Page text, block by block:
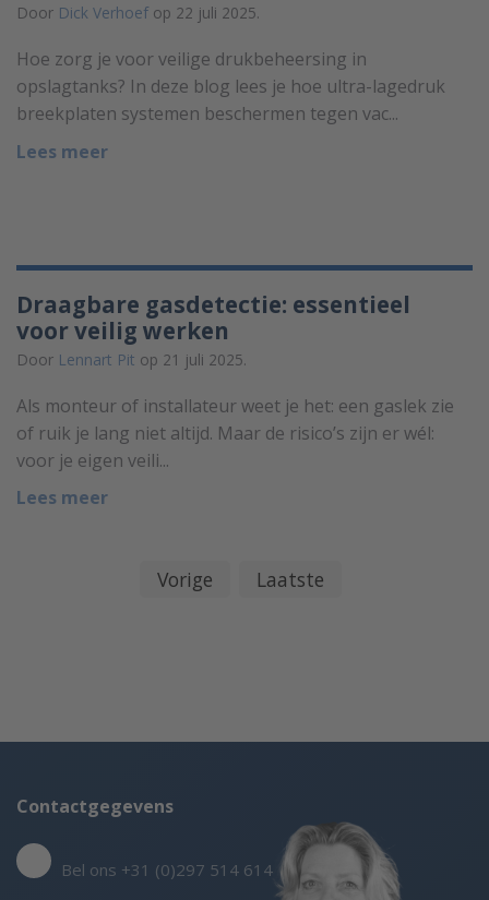
Door Dick Verhoef op 22 juli 2025.
Hoe zorg je voor veilige drukbeheersing in
opslagtanks? In deze blog lees je hoe ultra-lagedruk
breekplaten systemen beschermen tegen vac...
Lees meer
Draagbare gasdetectie: essentieel
voor veilig werken
Door Lennart Pit op 21 juli 2025.
Als monteur of installateur weet je het: een gaslek zie
of ruik je lang niet altijd. Maar de risico’s zijn er wél:
voor je eigen veili...
Lees meer
Vorige Laatste
Contactgegevens
Bel ons +31 (0)297 514 614